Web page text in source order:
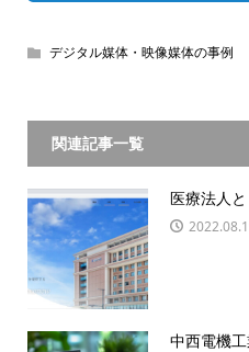
デジタル媒体・映像媒体の事例
関連記事一覧
医療法人
中西電機